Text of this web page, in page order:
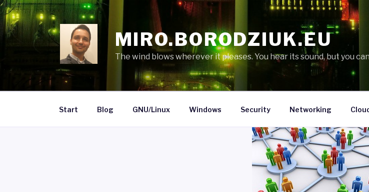
Skip
to
content
MIRO.BORODZIUK.EU
The wind blows wherever it pleases. You hear its sound, but you
Start Blog GNU/Linux Windows Security Networking